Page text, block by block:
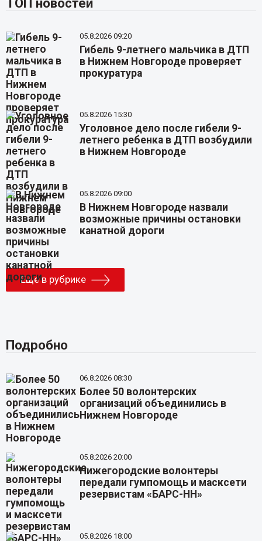
05.8.2026 09:20
Гибель 9-летнего мальчика в ДТП
в Нижнем Новгороде проверяет
прокуратура
05.8.2026 15:30
Уголовное дело после гибели 9-
летнего ребенка в ДТП возбудили
в Нижнем Новгороде
05.8.2026 09:00
В Нижнем Новгороде назвали
возможные причины остановки
канатной дороги
Еще в рубрике
Подробно
06.8.2026 08:30
Более 50 волонтерских
организаций объединились в
Нижнем Новгороде
05.8.2026 20:00
Нижегородские волонтеры
передали гумпомощь и масксети
резервистам «БАРС-НН»
05.8.2026 18:00